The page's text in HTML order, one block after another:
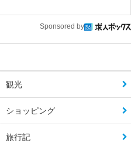
Sponsored by
観光
ショッピング
旅行記